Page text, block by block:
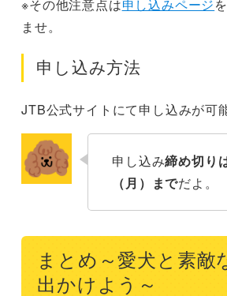
※その他注意点は申し込みページ
ませ。
申し込み方法
JTB公式サイトにて申し込みが可
申し込み締め切り
（月）までだよ。
まとめ～愛犬と素敵
出かけよう～